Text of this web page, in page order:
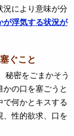
況により意味が分
が浮気する状況が
ぐこと
密をごまかそう
の口を塞ごうと
で何かとキスする
、性的欲求、口を